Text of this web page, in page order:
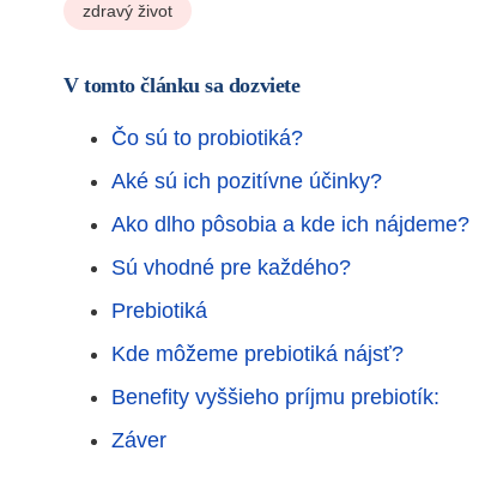
zdravý život
V tomto článku sa dozviete
Čo sú to probiotiká?
Aké sú ich pozitívne účinky?
Ako dlho pôsobia a kde ich nájdeme?
Sú vhodné pre každého?
Prebiotiká
Kde môžeme prebiotiká nájsť?
Benefity vyššieho príjmu prebiotík:
Záver